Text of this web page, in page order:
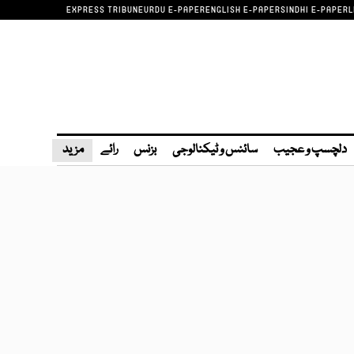
EXPRESS TRIBUNEURDU E-PAPERENGLISH E-PAPERSINDHI E-PAPER
دلچسپ و عجیب سائنس و ٹیکنالوجی بزنس رائے مزید